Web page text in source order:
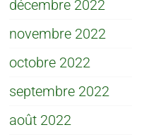
décembre 2022
novembre 2022
octobre 2022
septembre 2022
août 2022